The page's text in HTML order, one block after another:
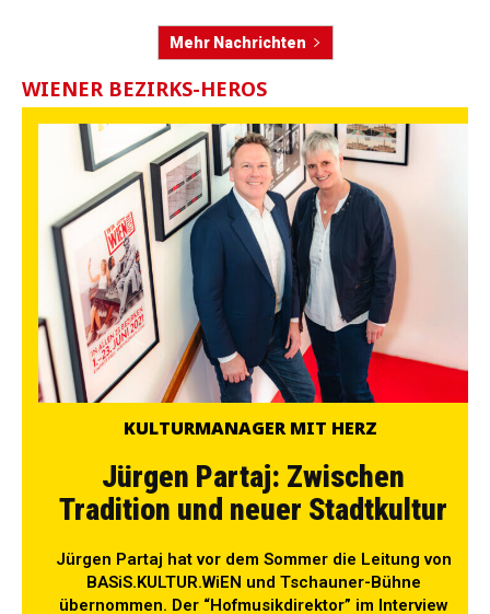
Mehr Nachrichten
WIENER BEZIRKS-HEROS
KULTURMANAGER MIT HERZ
Jürgen Partaj: Zwischen
Tradition und neuer Stadtkultur
Jürgen Partaj hat vor dem Sommer die Leitung von
BASiS.KULTUR.WiEN und Tschauner-Bühne
übernommen. Der “Hofmusikdirektor” im Interview